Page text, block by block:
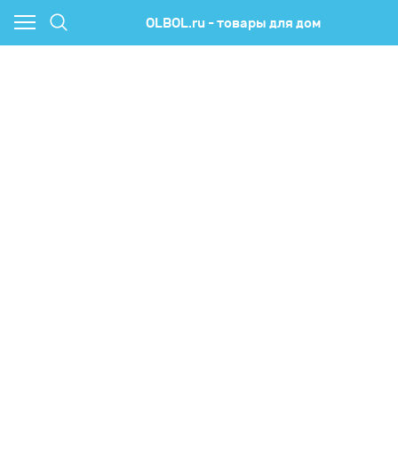
OLBOL.ru - товары для дом